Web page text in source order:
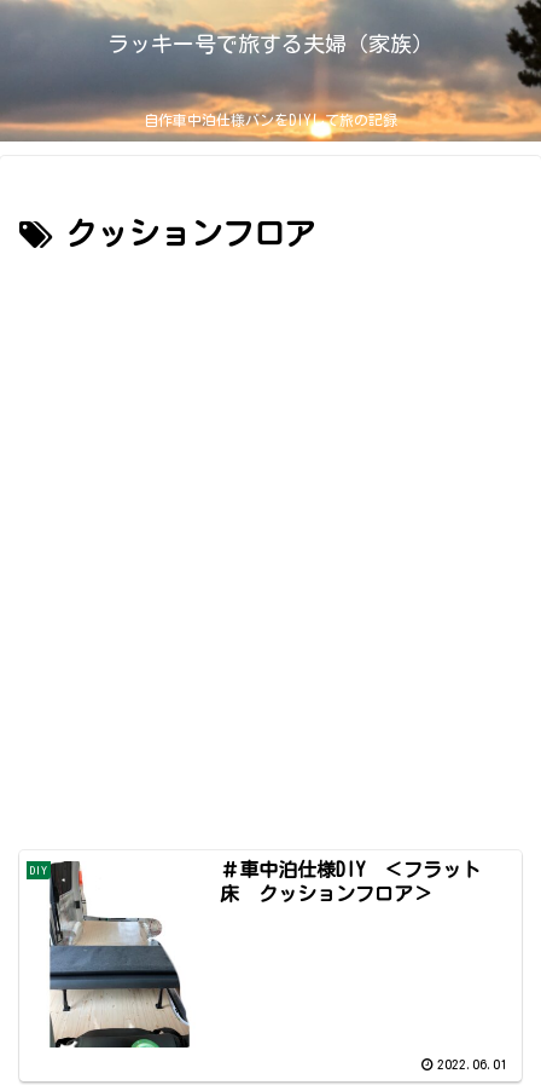
ラッキー号で旅する夫婦（家族）
自作車中泊仕様バンをDIYして旅の記録
クッションフロア
DIY
＃車中泊仕様DIY ＜フラット
床 クッションフロア＞
2022.06.01